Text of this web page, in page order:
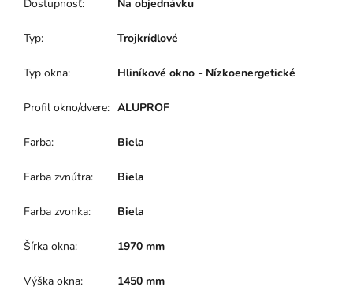
Dostupnosť: Na objednávku
Typ: Trojkrídlové
Typ okna: Hliníkové okno - Nízkoenergetické
Profil okno/dvere: ALUPROF
Farba: Biela
Farba zvnútra: Biela
Farba zvonka: Biela
Šírka okna: 1970 mm
Výška okna: 1450 mm